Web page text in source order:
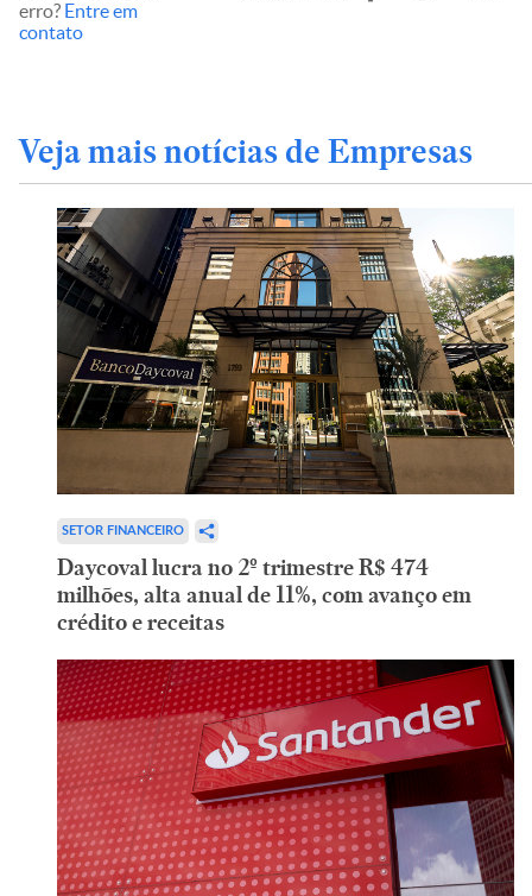
erro? Entre em
contato
Veja mais notícias de Empresas
SETOR FINANCEIRO
Daycoval lucra no 2º trimestre R$ 474
milhões, alta anual de 11%, com avanço em
crédito e receitas